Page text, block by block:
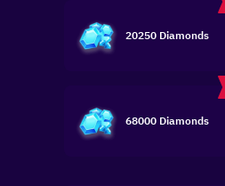
20250 Diamonds
68000 Diamonds